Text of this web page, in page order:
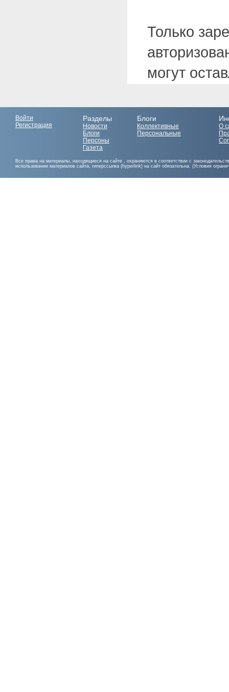
Только
могут
Войти
Регистрация
Разделы
Новости
Блоги
Персоны
Газета
Блоги
Коллективные
Персональные
О
Все права на материалы, находящиеся на сайте , охраняются в соответствии с
использовании материалов сайта, гиперссылка (hyperlink) на сайт обязательна. (Условия